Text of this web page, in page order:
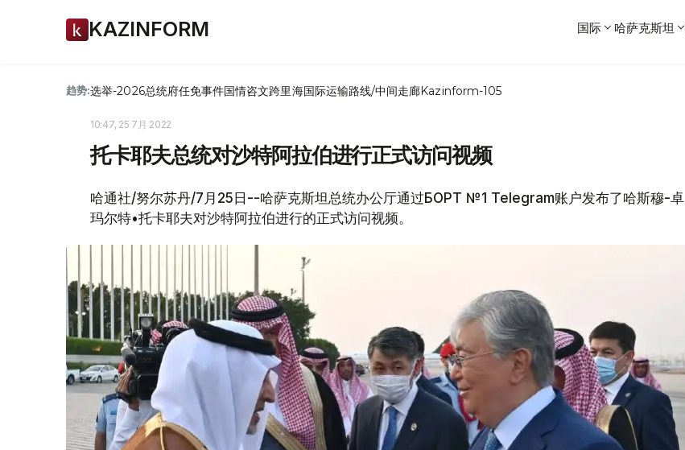
KAZINFORM 国际 哈萨克斯坦
趋势:选举-2026总统府任免事件国情咨文跨里海国际运输路线/中间走廊Kazinform-105
10:47, 25 7月 2022
托卡耶夫总统对沙特阿拉伯进行正式访问视频
哈通社/努尔苏丹/7月25日--哈萨克斯坦总统办公厅通过БОРТ №1 Telegram账户发布了哈斯穆-卓
玛尔特•托卡耶夫对沙特阿拉伯进行的正式访问视频。